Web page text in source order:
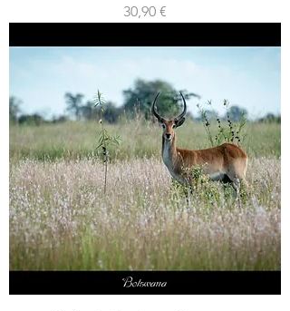
Prix
30,90 €